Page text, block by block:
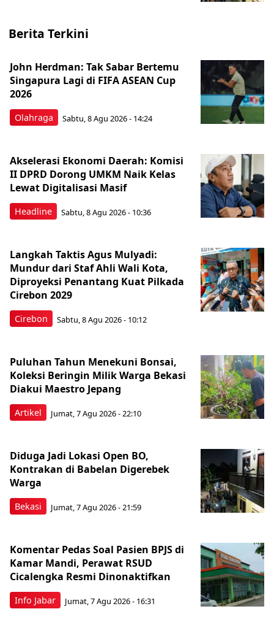
Berita Terkini
Olahraga
John Herdman: Tak Sabar Bertemu
Singapura Lagi di FIFA ASEAN Cup
2026
Sabtu, 8 Agu 2026 - 14:24
Headline
Akselerasi Ekonomi Daerah: Komisi
II DPRD Dorong UMKM Naik Kelas
Lewat Digitalisasi Masif
Sabtu, 8 Agu 2026 - 10:36
Cirebon
Langkah Taktis Agus Mulyadi:
Mundur dari Staf Ahli Wali Kota,
Diproyeksi Penantang Kuat Pilkada
Cirebon 2029
Sabtu, 8 Agu 2026 - 10:12
Artikel
Puluhan Tahun Menekuni Bonsai,
Koleksi Beringin Milik Warga Bekasi
Diakui Maestro Jepang
Jumat, 7 Agu 2026 - 22:10
Bekasi
Diduga Jadi Lokasi Open BO,
Kontrakan di Babelan Digerebek
Warga
Jumat, 7 Agu 2026 - 21:59
Info Jabar
Komentar Pedas Soal Pasien BPJS di
Kamar Mandi, Perawat RSUD
Cicalengka Resmi Dinonaktifkan
Jumat, 7 Agu 2026 - 16:31